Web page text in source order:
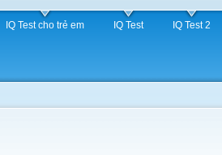
IQ Test cho trẻ em IQ Test IQ Test 2